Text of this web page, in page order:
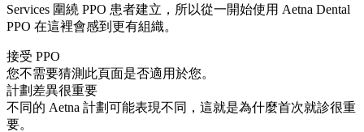
Services 圍繞 PPO 患者建立，所以從一開始使用 Aetna Dental
PPO 在這裡會感到更有組織。
接受 PPO
您不需要猜測此頁面是否適用於您。
計劃差異很重要
不同的 Aetna 計劃可能表現不同，這就是為什麼首次就診很重
要。